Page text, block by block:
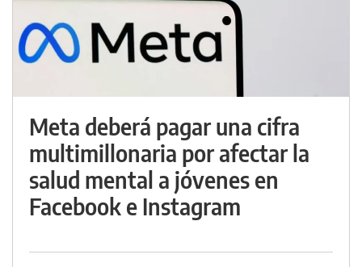
Meta deberá pagar una cifra
multimillonaria por afectar la
salud mental a jóvenes en
Facebook e Instagram